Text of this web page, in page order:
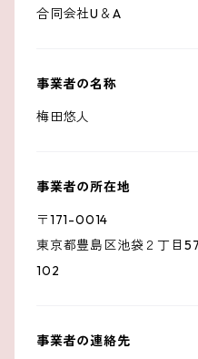
合同会社U＆A
事業者の名称
梅田悠人
事業者の所在地
〒171-0014
東京都豊島区池袋２丁目
102
事業者の連絡先